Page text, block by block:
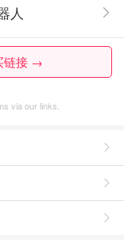
人
链接 →
via our links.